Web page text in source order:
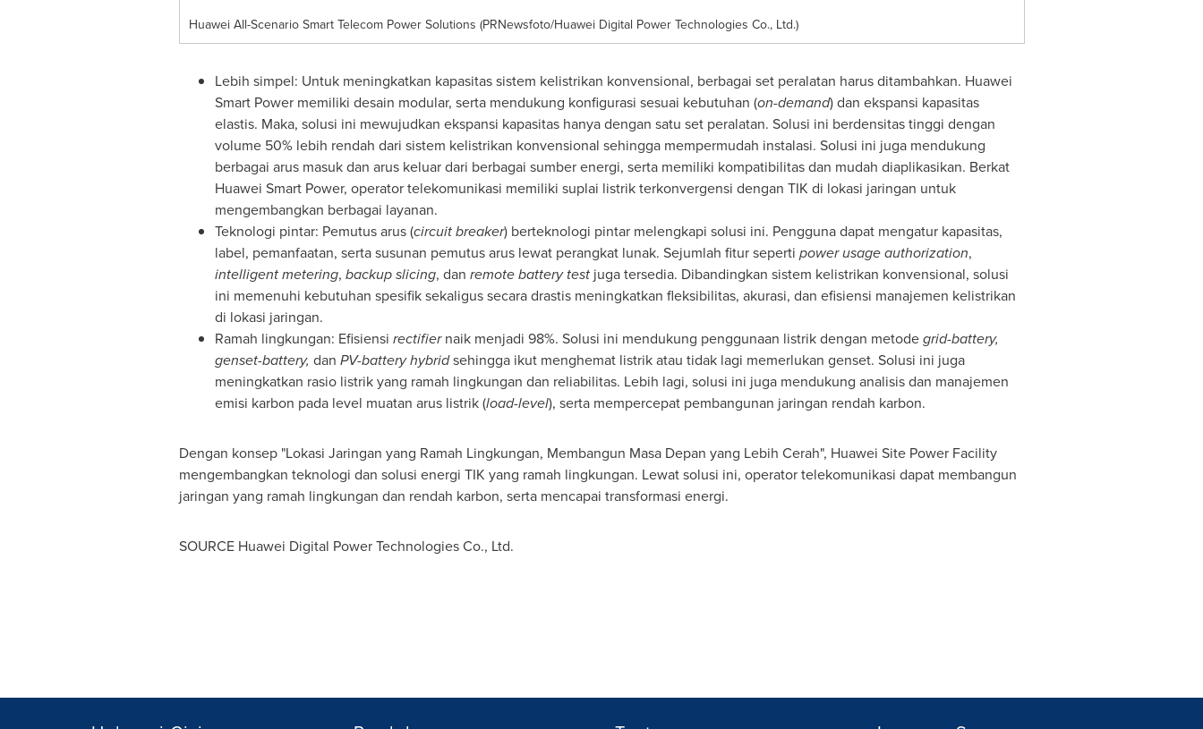
Huawei All-Scenario Smart Telecom Power Solutions (PRNewsfoto/Huawei Digital Power Technologies Co., Ltd.)
Lebih simpel: Untuk meningkatkan kapasitas sistem kelistrikan konvensional, berbagai set peralatan harus ditambahkan. Huawei
Smart Powermemiliki desain modular, serta mendukung konfigurasi sesuai kebutuhan (on-demand) dan ekspansi kapasitas
elastis. Maka, solusi ini mewujudkan ekspansi kapasitas hanya dengan satu set peralatan. Solusi ini berdensitas tinggi dengan
volume 50% lebih rendah dari sistem kelistrikan konvensional sehingga mempermudah instalasi. Solusi ini juga mendukung
berbagai arus masuk dan arus keluar dari berbagai sumber energi, serta memiliki kompatibilitas dan mudah diaplikasikan. Berkat
Huawei Smart Power, operator telekomunikasi memiliki suplai listrik terkonvergensi dengan TIK di lokasi jaringan untuk
mengembangkan berbagai layanan.
Teknologi pintar: Pemutus arus (circuit breaker) berteknologi pintar melengkapi solusi ini. Pengguna dapat mengatur kapasitas,
label, pemanfaatan, serta susunan pemutus arus lewat perangkat lunak. Sejumlah fitur seperti power usage authorization,
intelligent metering, backup slicing, dan remote battery testjuga tersedia. Dibandingkan sistem kelistrikan konvensional, solusi
ini memenuhi kebutuhan spesifik sekaligus secara drastis meningkatkan fleksibilitas, akurasi, dan efisiensi manajemen kelistrikan
di lokasi jaringan.
Ramah lingkungan: Efisiensi rectifiernaik menjadi 98%. Solusi ini mendukung penggunaan listrik dengan metodegrid-battery,
genset-battery, dan PV-battery hybridsehingga ikut menghemat listrik atau tidak lagi memerlukan genset. Solusi ini juga
meningkatkan rasio listrik yang ramah lingkungan dan reliabilitas. Lebih lagi, solusi ini juga mendukung analisis dan manajemen
emisi karbon pada level muatan arus listrik (load-level), serta mempercepat pembangunan jaringan rendah karbon.
Dengan konsep "Lokasi Jaringan yang Ramah Lingkungan, Membangun Masa Depan yang Lebih Cerah", Huawei Site Power Facility
mengembangkan teknologi dan solusi energi TIK yang ramah lingkungan. Lewat solusi ini, operator telekomunikasi dapat membangun
jaringan yang ramah lingkungan dan rendah karbon, serta mencapai transformasi energi.
SOURCE Huawei Digital Power Technologies Co., Ltd.